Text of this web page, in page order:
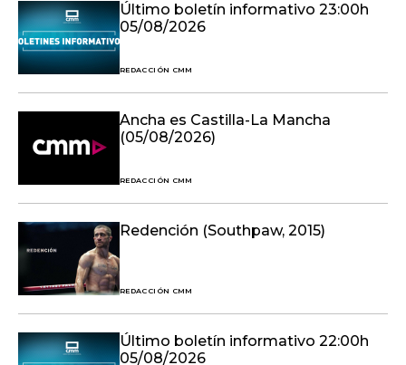
Último boletín informativo 23:00h
05/08/2026
REDACCIÓN CMM
Ancha es Castilla-La Mancha
(05/08/2026)
REDACCIÓN CMM
Redención (Southpaw, 2015)
REDACCIÓN CMM
Último boletín informativo 22:00h
05/08/2026